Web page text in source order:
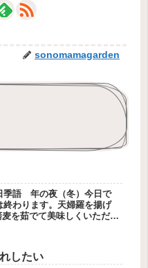
sonomamagarden
季語 年の夜（冬）今日で
終わります。天婦羅を揚げ
を茹でて美味しくいただき
じ日に買っても届くのは...
したい